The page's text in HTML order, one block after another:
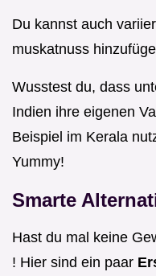
Du kannst auch
muskatnuss
Wusstest du, dass
Indien ihre eigenen
Beispiel im Kerala
Yummy!
Smarte
Hast du mal keine
! Hier sind ein paar